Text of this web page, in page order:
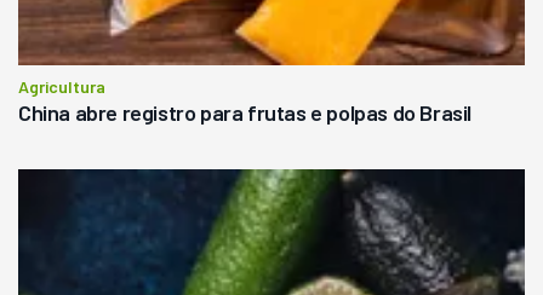
Agricultura
China abre registro para frutas e polpas do Brasil